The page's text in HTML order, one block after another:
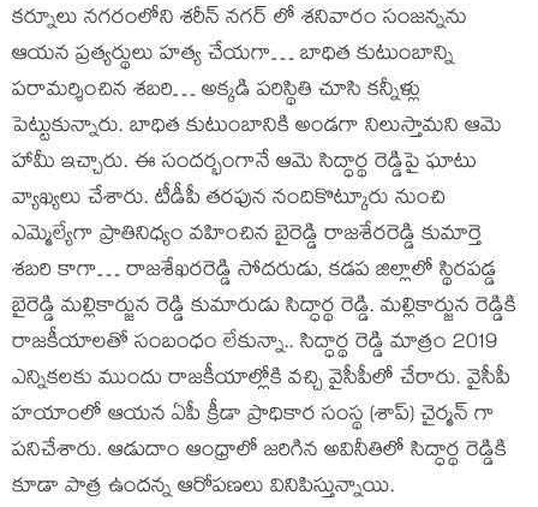
కర్నూలు నగరంలోని శరీన్ నగర్ లో శనివారం సంజన్నను
ఆయన ప్రత్యర్థులు హత్య చేయగా… బాధిత కుటుంబాన్ని
పరామర్శించిన శబరి… అక్కడి పరిస్థితి చూసి కన్నీళ్లు
పెట్టుకున్నారు. బాధిత కుటుంబానికి అండగా నిలుస్తామని ఆమె
హామీ ఇచ్చారు. ఈ సందర్భంగానే ఆమె సిద్ధార్థ రెడ్డిపై ఘాటు
వ్యాఖ్యలు చేశారు. టీడీపీ తరఫున నందికొట్కూరు నుంచి
ఎమ్మెల్యేగా ప్రాతినిధ్యం వహించిన బైరెడ్డి రాజశేరరెడ్డి కుమార్తె
శబరి కాగా… రాజశేఖరరెడ్డి సోదరుడు, కడప జిల్లాలో స్థిరపడ్డ
బైరెడ్డి మల్లికార్జున రెడ్డి కుమారుడు సిద్ధార్థ రెడ్డి. మల్లికార్జున రెడ్డికి
రాజకీయాలతో సంబంధం లేకున్నా.. సిద్ధార్థ రెడ్డి మాత్రం 2019
ఎన్నికలకు ముందు రాజకీయాల్లోకి వచ్చి వైసీపీలో చేరారు. వైసీపీ
హయాంలో ఆయన ఏపీ క్రీడా ప్రాధికార సంస్థ (శాప్) చైర్మన్ గా
పనిచేశారు. ఆడుదాం ఆంధ్రాలో జరిగిన అవినీతిలో సిద్ధార్థ రెడ్డికి
కూడా పాత్ర ఉందన్న ఆరోపణలు వినిపిస్తున్నాయి.